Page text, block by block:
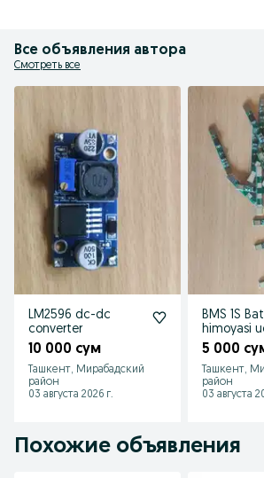
Все объявления автора
Смотреть все
LM2596 dc-dc
converter
10 000 сум
Ташкент, Мирабадский
район
03 августа 2026 г.
BMS 1S
himoyasi
5 000
Ташкент,
район
03 августа
Похожие объявления